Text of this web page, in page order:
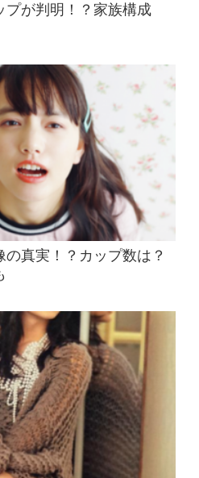
プが判明！？家族構成
真実！？カップ数は？